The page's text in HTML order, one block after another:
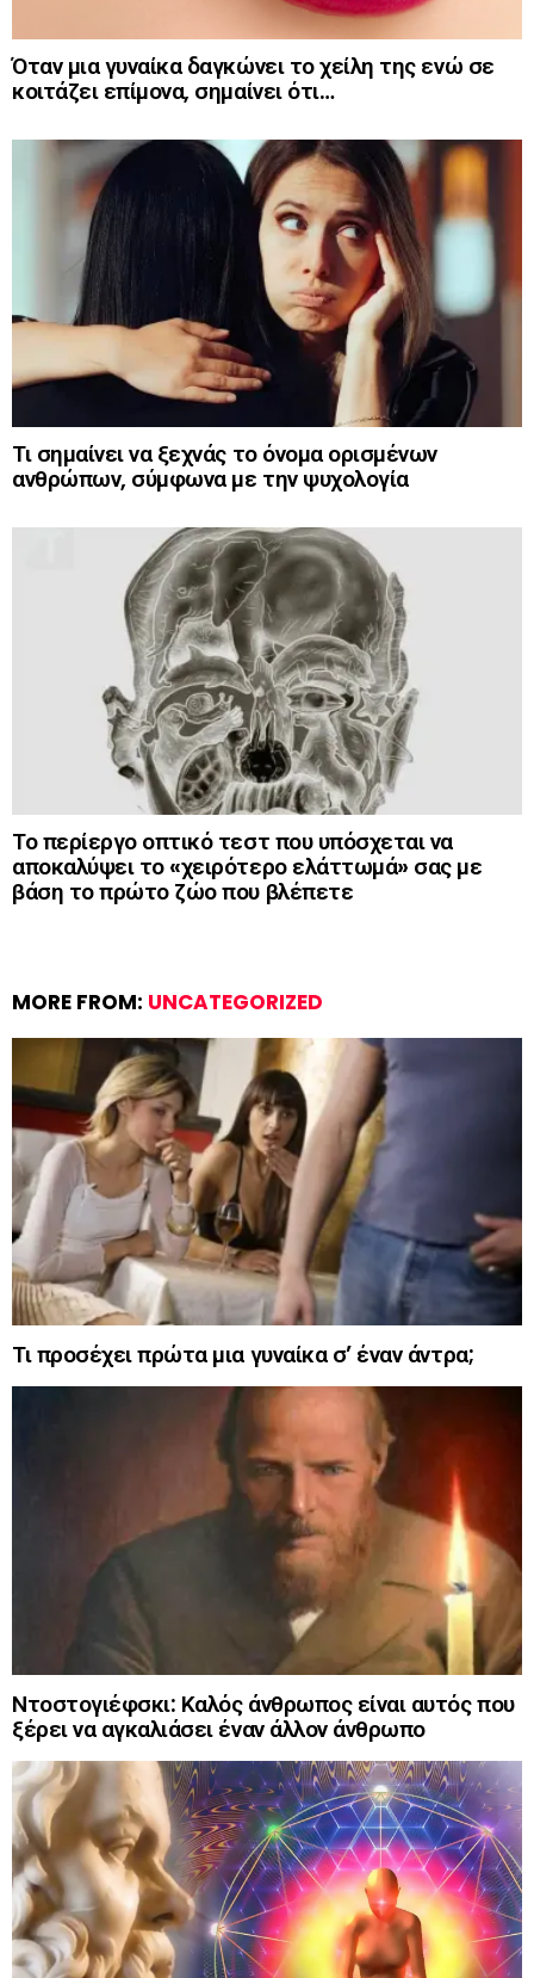
Όταν μια γυναίκα δαγκώνει το χείλη της ενώ σε
κοιτάζει επίμονα, σημαίνει ότι…
Τι σημαίνει να ξεχνάς το όνομα ορισμένων
ανθρώπων, σύμφωνα με την ψυχολογία
Το περίεργο οπτικό τεστ που υπόσχεται να
αποκαλύψει το «χειρότερο ελάττωμά» σας με
βάση το πρώτο ζώο που βλέπετε
MORE FROM: UNCATEGORIZED
Τι προσέχει πρώτα μια γυναίκα σ’ έναν άντρα;
Ντοστογιέφσκι: Καλός άνθρωπος είναι αυτός που
ξέρει να αγκαλιάσει έναν άλλον άνθρωπο